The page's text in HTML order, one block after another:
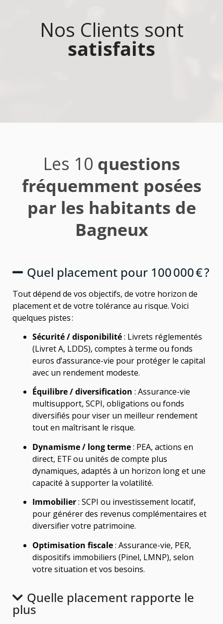
Nos Clients sont
satisfaits
Les 10 questions
fréquemment posées
par les habitants de
Bagneux
Quel placement pour 100 000 € ?
Tout dépend de vos objectifs, de votre horizon de
placement et de votre tolérance au risque. Voici
quelques pistes :
Sécurité / disponibilité: Livrets réglementés
(Livret A, LDDS), comptes à terme ou fonds
euros d’assurance-vie pour protéger le capital
avec un rendement modeste.
Équilibre / diversification : Assurance-vie
multisupport, SCPI, obligations ou fonds
diversifiés pour viser un meilleur rendement
tout en maîtrisant le risque.
Dynamisme / long terme: PEA, actions en
direct, ETF ou unités de compte plus
dynamiques, adaptés à un horizon long et une
capacité à supporter la volatilité.
Immobilier: SCPI ou investissement locatif,
pour générer des revenus complémentaires et
diversifier votre patrimoine.
Optimisation fiscale: Assurance-vie, PER,
dispositifs immobiliers (Pinel, LMNP), selon
votre situation et vos besoins.
Quelle placement rapporte le
plus